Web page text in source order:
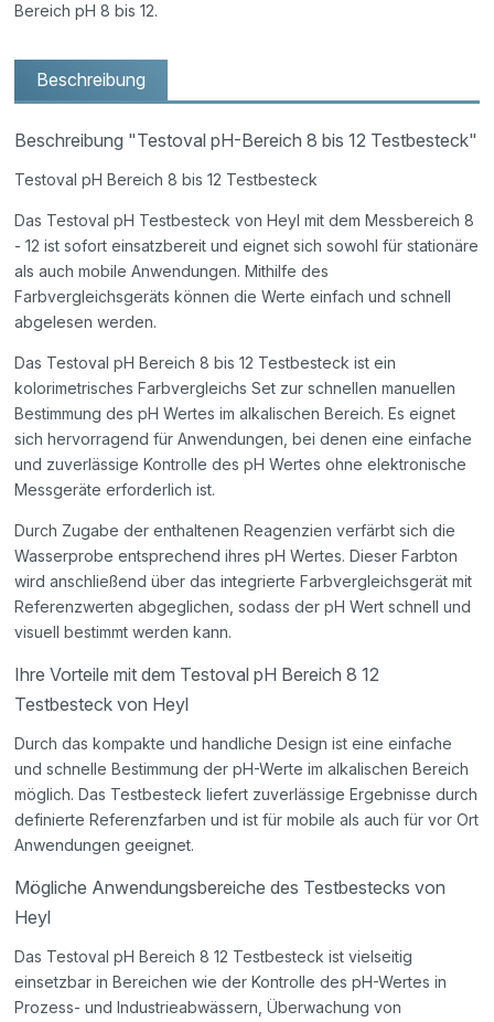
Bereich pH 8 bis 12.
Beschreibung
Beschreibung "Testoval pH-Bereich 8 bis 12 Testbesteck"
Testoval pH Bereich 8 bis 12 Testbesteck
Das Testoval pH Testbesteck von Heyl mit dem Messbereich 8
- 12 ist sofort einsatzbereit und eignet sich sowohl für stationäre
als auch mobile Anwendungen. Mithilfe des
Farbvergleichsgeräts können die Werte einfach und schnell
abgelesen werden.
Das Testoval pH Bereich 8 bis 12 Testbesteck ist ein
kolorimetrisches Farbvergleichs Set zur schnellen manuellen
Bestimmung des pH Wertes im alkalischen Bereich. Es eignet
sich hervorragend für Anwendungen, bei denen eine einfache
und zuverlässige Kontrolle des pH Wertes ohne elektronische
Messgeräte erforderlich ist.
Durch Zugabe der enthaltenen Reagenzien verfärbt sich die
Wasserprobe entsprechend ihres pH Wertes. Dieser Farbton
wird anschließend über das integrierte Farbvergleichsgerät mit
Referenzwerten abgeglichen, sodass der pH Wert schnell und
visuell bestimmt werden kann.
Ihre Vorteile mit dem Testoval pH Bereich 8 12
Testbesteck von Heyl
Durch das kompakte und handliche Design ist eine einfache
und schnelle Bestimmung der pH-Werte im alkalischen Bereich
möglich. Das Testbesteck liefert zuverlässige Ergebnisse durch
definierte Referenzfarben und ist für mobile als auch für vor Ort
Anwendungen geeignet.
Mögliche Anwendungsbereiche des Testbestecks von
Heyl
Das Testoval pH Bereich 8 12 Testbesteck ist vielseitig
einsetzbar in Bereichen wie der Kontrolle des pH-Wertes in
Prozess- und Industrieabwässern, Überwachung von